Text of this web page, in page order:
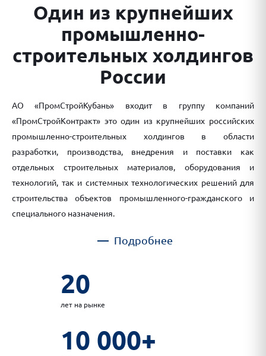
Один из крупнейших
промышленно-
строительных холдингов
России
АО «ПромСтройКубань» входит в группу компаний
«ПромСтройКонтракт» это один из крупнейших российских
промышленно-строительных холдингов в области
разработки, производства, внедрения и поставки как
отдельных строительных материалов, оборудования и
технологий, так и системных технологических решений для
строительства объектов промышленного-гражданского и
специального назначения.
Подробнее
20
лет на рынке
10 000+